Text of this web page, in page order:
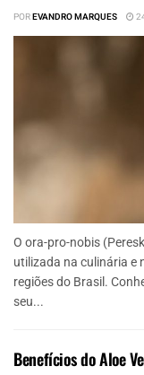
POREVANDRO MARQUES
O ora-pro-nobis
utilizada na culinária e
regiões do Brasil.
seu...
Benefícios do Aloe